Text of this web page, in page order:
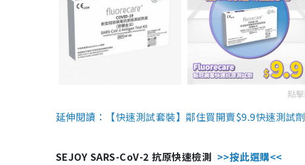
點
延伸閱讀：【快速測試套裝】鄰住買開賣$9.9快速測試
SEJOY SARS-CoV-2 抗原快速檢測 >>按此選購<<